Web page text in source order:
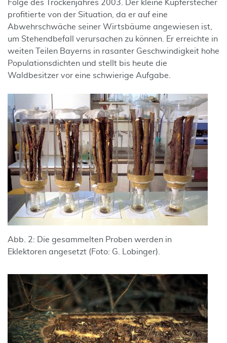
Folge des Trockenjahres 2003. Der kleine Kupferstecher
profitierte von der Situation, da er auf eine
Abwehrschwäche seiner Wirtsbäume angewiesen ist,
um Stehendbefall verursachen zu können. Er erreichte in
weiten Teilen Bayerns in rasanter Geschwindigkeit hohe
Populationsdichten und stellt bis heute die
Waldbesitzer vor eine schwierige Aufgabe.
Abb. 2: Die gesammelten Proben werden in
Eklektoren angesetzt (Foto: G. Lobinger).